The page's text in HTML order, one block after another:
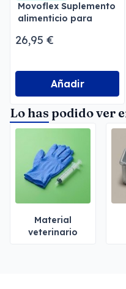
Movoflex Suplemento
alimenticio para
26,95 €
Añadir
Lo has podido ver
Material
veterinario